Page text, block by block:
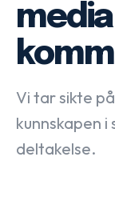
Vi tar sikte
kunnskapen
deltakelse.